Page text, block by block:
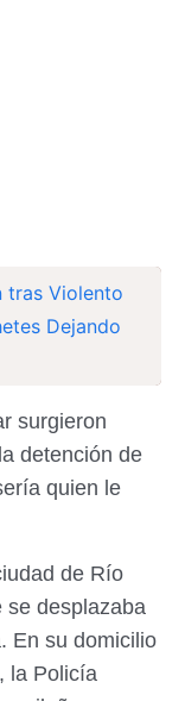
tras Violento
Dejando
surgieron
detención de
quien le
de Río
se desplazaba
En su domicilio
la Policía